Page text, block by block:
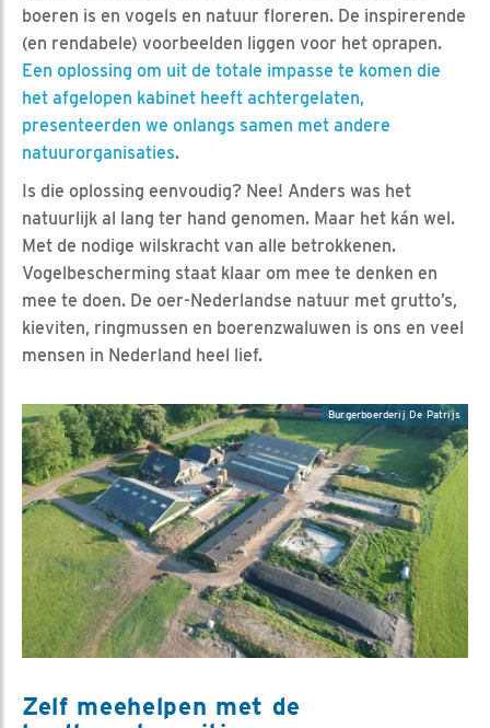
boeren is en vogels en natuur floreren. De inspirerende
(en rendabele) voorbeelden liggen voor het oprapen.
Een oplossing om uit de totale impasse te komen die
het afgelopen kabinet heeft achtergelaten,
presenteerden we onlangs samen met andere
natuurorganisaties.
Is die oplossing eenvoudig? Nee! Anders was het
natuurlijk al lang ter hand genomen. Maar het kán wel.
Met de nodige wilskracht van alle betrokkenen.
Vogelbescherming staat klaar om mee te denken en
mee te doen. De oer-Nederlandse natuur met grutto’s,
kieviten, ringmussen en boerenzwaluwen is ons en veel
mensen in Nederland heel lief.
Burgerboerderij De Patrijs
Zelf meehelpen met de